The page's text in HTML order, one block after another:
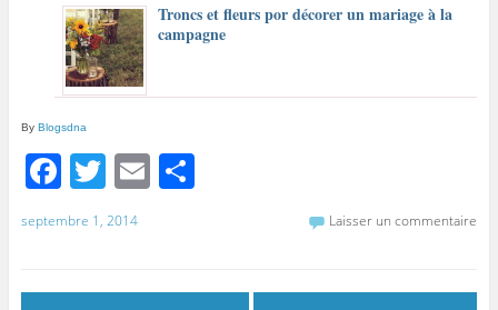
Troncs et fleurs por décorer un mariage à la
campagne
By Blogsdna
F
a
c
T
w
itt
E P
septembre 1, 2014 Laisser un commentaire